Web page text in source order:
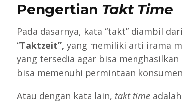
Pengertian Takt Time
Pada dasarnya, kata “takt” diambil
“Taktzeit”, yang memiliki arti irama
yang tersedia agar bisa
bisa memenuhi permintaan
Atau dengan kata lain, takt timeadalah